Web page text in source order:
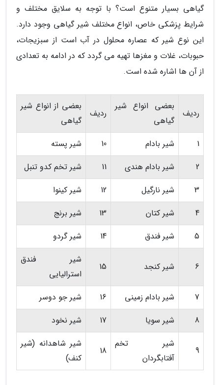
گیاهی بسیار متنوع است؟ با توجه به سلایق مختلف و
شرایط پزشکی خاص، انواع مختلف شیر گیاهی وجود دارد.
این نوع شیر که عصاره محلول در آب است از سبزیجات،
حبوبات، غلات و مغزها تهیه می گردد که در ادامه به تعدادی
از آن ها اشاره شده است.
ردیف
بعضی انواع شیر
گیاهی
ردیف
بعضی از انواع شیر
گیاهی
1
شیر بادام 10
شیر پسته
2
شیر بادام هندی 11
شیر تخم کدو تنبل
3
شیر نارگیل 12
شیر کینوا
4
شیر کتان 13
شیر برنج
5
شیر فندق 14 شیر گردو
6 شیر کنجد 15
شیر فندق
استرالیایی
7
شیر بادام زمینی 16
شیر جو دوسر
8
شیر سویا 17 شیر نخود
9
شیر تخم
آفتابگردان
18
شیر شاهدانه (شیر
کنف)